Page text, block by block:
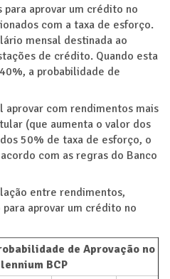
para aprovar um crédito no
com a taxa de esforço.
mensal destinada ao
de crédito. Quando esta
a probabilidade de
aprovar com rendimentos mais
(que aumenta o valor dos
50% de taxa de esforço, o
com as regras do Banco
entre rendimentos,
aprovar um crédito no
de Aprovação no
BCP